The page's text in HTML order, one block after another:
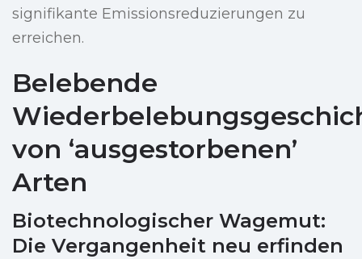
signifikante Emissionsreduzierungen zu
erreichen.
Belebende
von ‘ausgestorbenen’
Arten
Biotechnologischer Wagemut:
Die Vergangenheit neu erfinden